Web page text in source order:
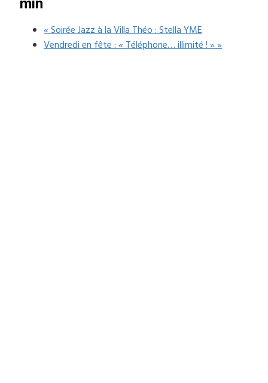
min
«Soirée Jazz à la Villa Théo : Stella YME
Vendredi en fête : « Téléphone… illimité ! »»